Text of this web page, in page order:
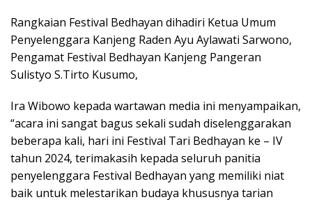
Rangkaian Festival Bedhayan dihadiri Ketua Umum
Penyelenggara Kanjeng Raden Ayu Aylawati Sarwono,
Pengamat Festival Bedhayan Kanjeng Pangeran
Sulistyo S.Tirto Kusumo,
Ira Wibowo kepada wartawan media ini menyampaikan,
“acara ini sangat bagus sekali sudah diselenggarakan
beberapa kali, hari ini Festival Tari Bedhayan ke – IV
tahun 2024, terimakasih kepada seluruh panitia
penyelenggara Festival Bedhayan yang memiliki niat
baik untuk melestarikan budaya khususnya tarian